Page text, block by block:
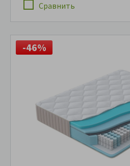
Сравнить
-46%